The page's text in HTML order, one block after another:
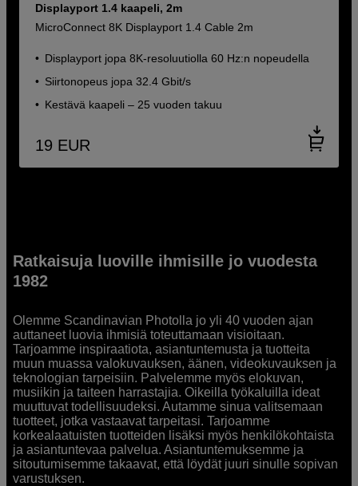
Displayport 1.4 kaapeli, 2m
MicroConnect 8K Displayport 1.4 Cable 2m
Displayport jopa 8K-resoluutiolla 60 Hz:n nopeudella
Siirtonopeus jopa 32.4 Gbit/s
Kestävä kaapeli – 25 vuoden takuu
19 EUR
Ratkaisuja luoville ihmisille jo vuodesta
1982
Olemme Scandinavian Photolla jo yli 40 vuoden ajan
auttaneet luovia ihmisiä toteuttamaan visioitaan.
Tarjoamme inspiraatiota, asiantuntemusta ja tuotteita
muun muassa valokuvauksen, äänen, videokuvauksen ja
teknologian tarpeisiin. Palvelemme myös elokuvan,
musiikin ja taiteen harrastajia. Oikeilla työkaluilla ideat
muuttuvat todellisuudeksi. Autamme sinua valitsemaan
tuotteet, jotka vastaavat tarpeitasi. Tarjoamme
korkealaatuisten tuotteiden lisäksi myös henkilökohtaista
ja asiantuntevaa palvelua. Asiantuntemuksemme ja
sitoutumisemme takaavat, että löydät juuri sinulle sopivan
varustuksen.